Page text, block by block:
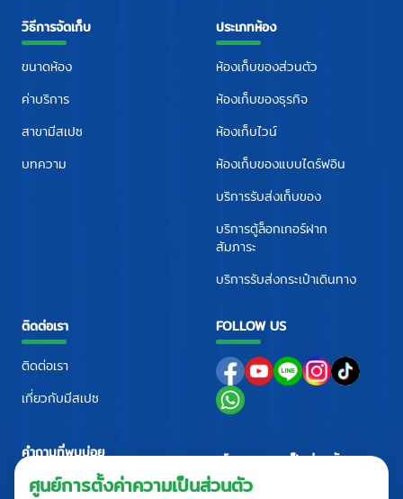
วิธีการจัดเก็บ
ขนาดห้อง
ค่าบริการ
สาขามีสเปซ
บทความ
ประเภทห้อง
ห้องเก็บของส่วนตัว
ห้องเก็บของธุรกิจ
ห้องเก็บไวน์
ห้องเก็บของแบบไดร์ฟอิน
บริการรับส่งเก็บของ
บริการตู้ล็อกเกอร์ฝาก
สัมภาระ
บริการรับส่งกระเป๋าเดินทาง
ติดต่อเรา
ติดต่อเรา
เกี่ยวกับมีสเปซ
คำถามที่พบบ่อย
FOLLOW US
นโยบายความเป็นส่วนตัว